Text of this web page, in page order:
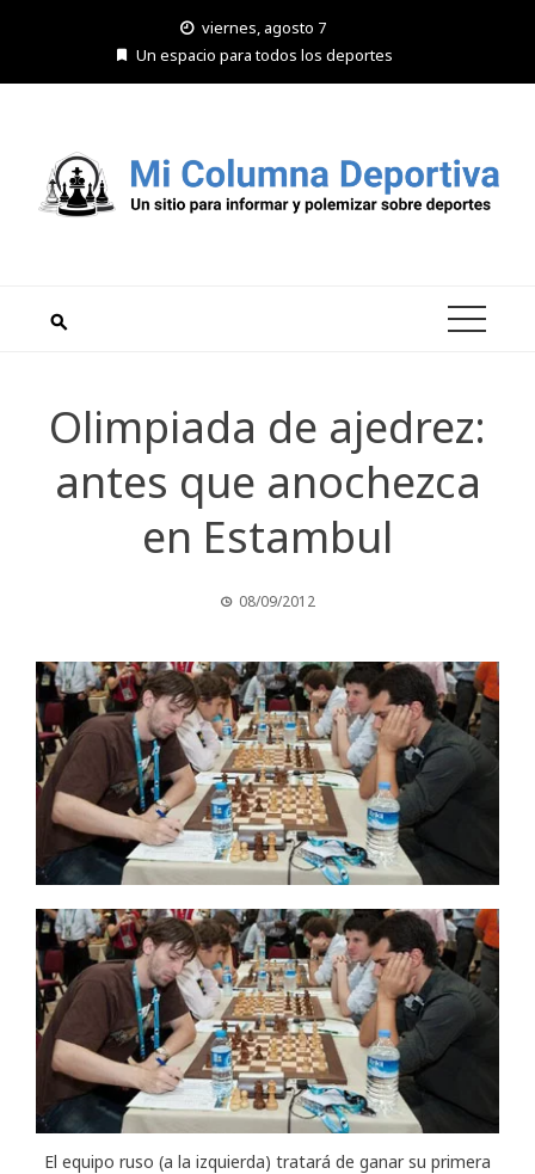
viernes, agosto 7
Un espacio para todos los deportes
Olimpiada de ajedrez:
antes que anochezca
en Estambul
08/09/2012
El equipo ruso (a la izquierda) tratará de ganar su primera